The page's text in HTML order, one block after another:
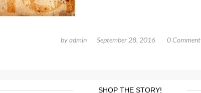
byadmin September 28, 2016 0 Comment
SHOP THE STORY!